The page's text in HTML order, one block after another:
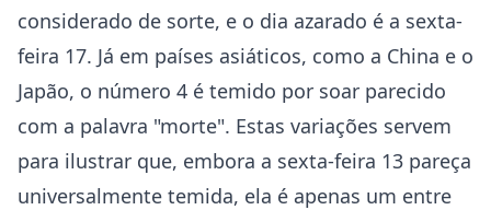
considerado de sorte, e o dia azarado é a sexta-
feira 17. Já em países asiáticos, como a China e o
Japão, o número 4 é temido por soar parecido
com a palavra "morte". Estas variações servem
para ilustrar que, embora a sexta-feira 13 pareça
universalmente temida, ela é apenas um entre